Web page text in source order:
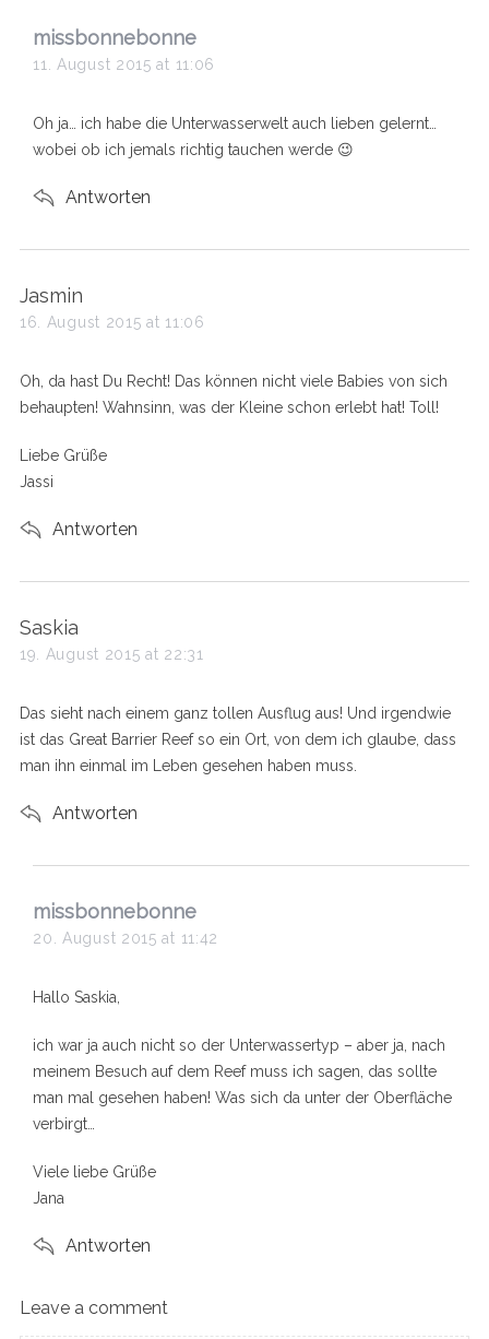
s
a
s
:
missbonnebonne
11. August 2015 at 11:06
Oh ja… ich habe die Unterwasserwelt auch lieben gelernt…
wobei ob ich jemals richtig tauchen werde 😉
Antworten
s
a
s
:
Jasmin
16. August 2015 at 11:06
Oh, da hast Du Recht! Das können nicht viele Babies von sich
behaupten! Wahnsinn, was der Kleine schon erlebt hat! Toll!
Liebe Grüße
Jassi
Antworten
s
a
s
:
Saskia
19. August 2015 at 22:31
Das sieht nach einem ganz tollen Ausflug aus! Und irgendwie
ist das Great Barrier Reef so ein Ort, von dem ich glaube, dass
man ihn einmal im Leben gesehen haben muss.
Antworten
s
a
s
missbonnebonne
20. August 2015 at 11:42
Hallo Saskia,
ich war ja auch nicht so der Unterwassertyp – aber ja, nach
meinem Besuch auf dem Reef muss ich sagen, das sollte
man mal gesehen haben! Was sich da unter der Oberfläche
verbirgt…
Viele liebe Grüße
Jana
Antworten
L
Leave a comment